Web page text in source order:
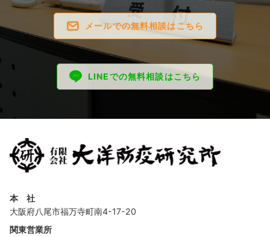
メールでの無料相談はこちら
LINEでの無料相談はこちら
本 社
大阪府八尾市福万寺町南4-17-20
関東営業所